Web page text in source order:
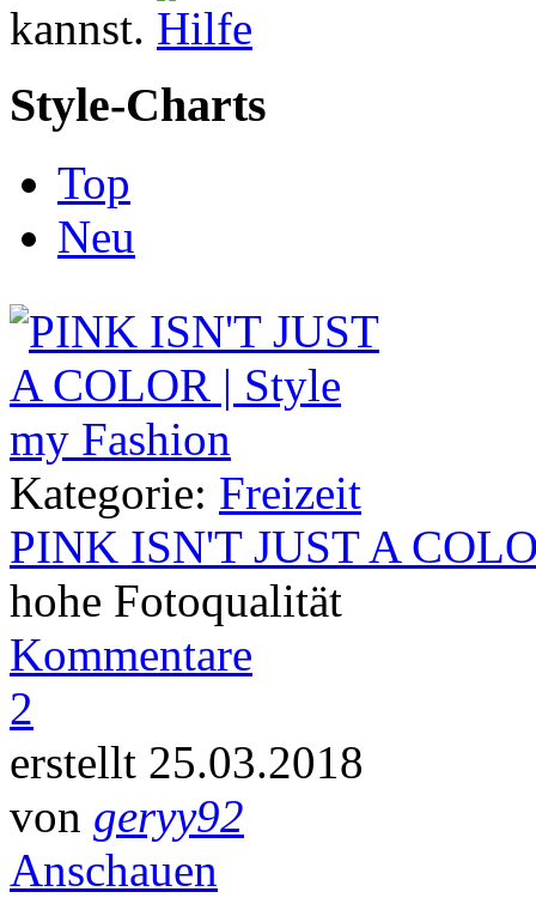
kannst.
Style-Charts
Top
Neu
Kategorie: Freizeit
PINK ISN'T JUST A
hohe Fotoqualität
Kommentare
2
erstellt 25.03.2018
von geryy92
Anschauen